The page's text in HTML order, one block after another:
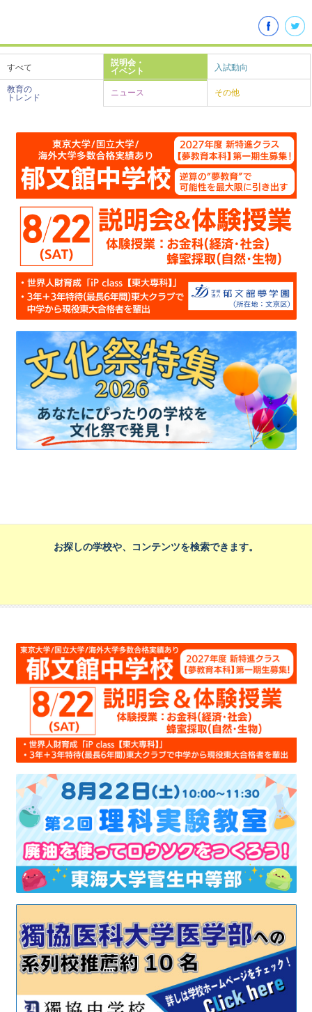
すべて
説明会・
イベント
入試動向
教育の
トレンド
ニュース その他
お探しの学校や、コンテンツを検索できます。